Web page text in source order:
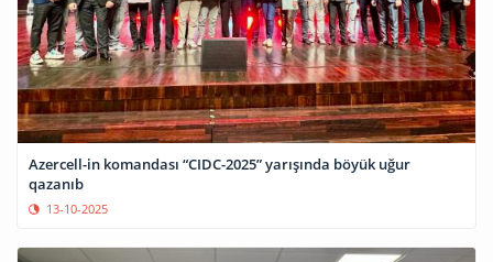
Azercell-in komandası “CIDC-2025” yarışında böyük uğur
qazanıb
13-10-2025